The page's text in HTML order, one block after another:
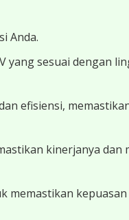
Anda.
yang sesuai dengan
efisiensi,
kinerjanya dan
memastikan